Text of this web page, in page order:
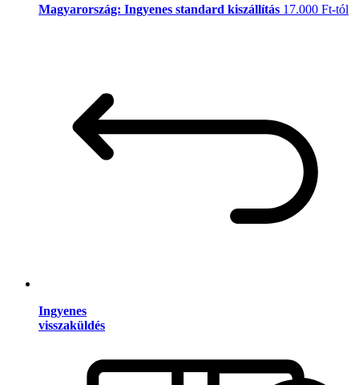
Magyarország: Ingyenes standard kiszállítás 17.000 Ft-tól
Ingyenes
visszaküldés